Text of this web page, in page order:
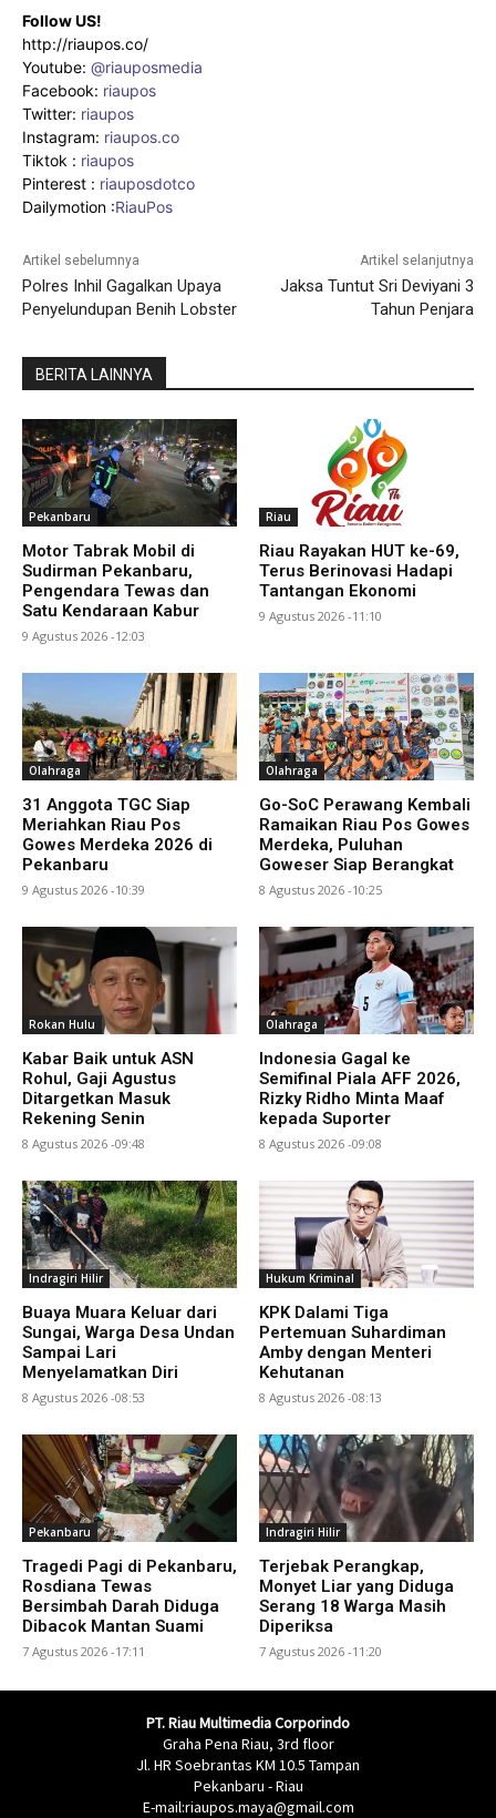
Follow US!
http://riaupos.co/
Youtube: @riauposmedia
Facebook: riaupos
Twitter: riaupos
Instagram: riaupos.co
Tiktok : riaupos
Pinterest : riauposdotco
Dailymotion :RiauPos
Artikel sebelumnya
Polres Inhil Gagalkan Upaya
Penyelundupan Benih Lobster
Artikel selanjutnya
Jaksa Tuntut Sri Deviyani 3
Tahun Penjara
BERITA LAINNYA
Pekanbaru
Motor Tabrak Mobil di
Sudirman Pekanbaru,
Pengendara Tewas dan
Satu Kendaraan Kabur
9 Agustus 2026 -12:03
Riau
Riau Rayakan HUT ke-69,
Terus Berinovasi Hadapi
Tantangan Ekonomi
9 Agustus 2026 -11:10
Olahraga
31 Anggota TGC Siap
Meriahkan Riau Pos
Gowes Merdeka 2026 di
Pekanbaru
9 Agustus 2026 -10:39
Olahraga
Go-SoC Perawang Kembali
Ramaikan Riau Pos Gowes
Merdeka, Puluhan
Goweser Siap Berangkat
8 Agustus 2026 -10:25
Rokan Hulu
Kabar Baik untuk ASN
Rohul, Gaji Agustus
Ditargetkan Masuk
Rekening Senin
8 Agustus 2026 -09:48
Olahraga
Indonesia Gagal ke
Semifinal Piala AFF 2026,
Rizky Ridho Minta Maaf
kepada Suporter
8 Agustus 2026 -09:08
Indragiri Hilir
Buaya Muara Keluar dari
Sungai, Warga Desa Undan
Sampai Lari
Menyelamatkan Diri
8 Agustus 2026 -08:53
Hukum Kriminal
KPK Dalami Tiga
Pertemuan Suhardiman
Amby dengan Menteri
Kehutanan
8 Agustus 2026 -08:13
Pekanbaru
Tragedi Pagi di Pekanbaru,
Rosdiana Tewas
Bersimbah Darah Diduga
Dibacok Mantan Suami
7 Agustus 2026 -17:11
Indragiri Hilir
Terjebak Perangkap,
Monyet Liar yang Diduga
Serang 18 Warga Masih
Diperiksa
7 Agustus 2026 -11:20
PT. Riau Multimedia Corporindo
Graha Pena Riau, 3rd floor
Jl. HR Soebrantas KM 10.5 Tampan
Pekanbaru - Riau
E-mail:riaupos.maya@gmail.com